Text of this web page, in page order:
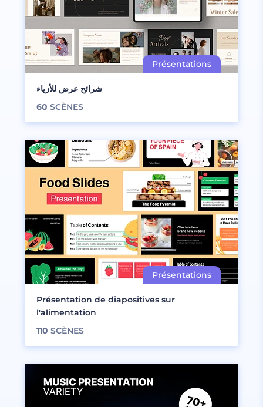
شرائح عرض للأزياء
60 SCÈNES
Présentation de diapositives sur
l'alimentation
110 SCÈNES